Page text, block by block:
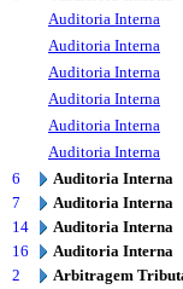
Auditoria Interna
Auditoria Interna
Auditoria Interna
Auditoria Interna
Auditoria Interna
Auditoria Interna
6
Auditoria Interna
7
Auditoria Interna
14
Auditoria Interna
16
Auditoria Interna
2
Arbitragem